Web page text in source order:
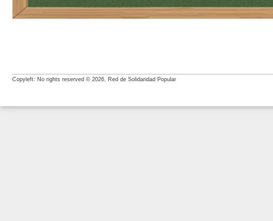
Copyleft: No rights reserved © 2026, Red de Solidaridad Popular